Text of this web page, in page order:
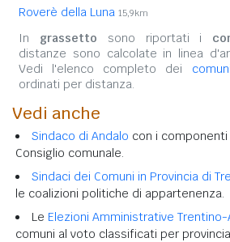
Roverè della Luna 15,9km
In grassetto sono riportati i
distanze sono calcolate in linea
Vedi l'elenco completo dei
ordinati per distanza.
Vedi anche
Sindaco di Andalo con i componenti
Consiglio comunale.
Sindaci dei Comuni in Provincia di
le coalizioni politiche di appartenenza.
Le Elezioni Amministrative
comuni al voto classificati per